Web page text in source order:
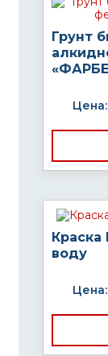
Грунт
Цена:
воду
Цена: